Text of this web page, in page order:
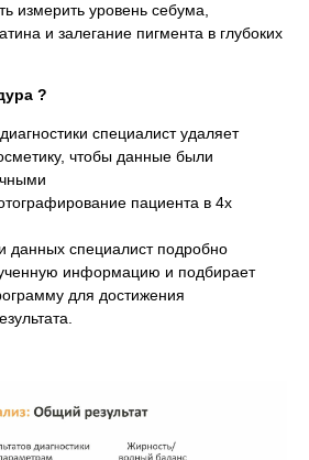
измерить уровень себума,
и залегание пигмента в глубоких
?
специалист удаляет
чтобы данные были
пациента в 4х
данных специалист подробно
информацию и подбирает
для достижения